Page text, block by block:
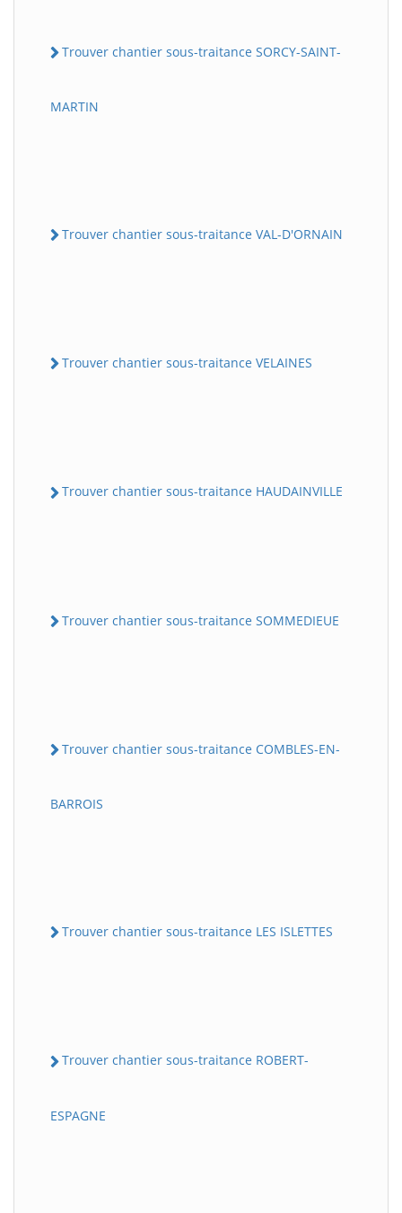
Trouver chantier sous-traitance SORCY-SAINT-
MARTIN
Trouver chantier sous-traitance VAL-D'ORNAIN
Trouver chantier sous-traitance VELAINES
Trouver chantier sous-traitance HAUDAINVILLE
Trouver chantier sous-traitance SOMMEDIEUE
Trouver chantier sous-traitance COMBLES-EN-
BARROIS
Trouver chantier sous-traitance LES ISLETTES
Trouver chantier sous-traitance ROBERT-
ESPAGNE